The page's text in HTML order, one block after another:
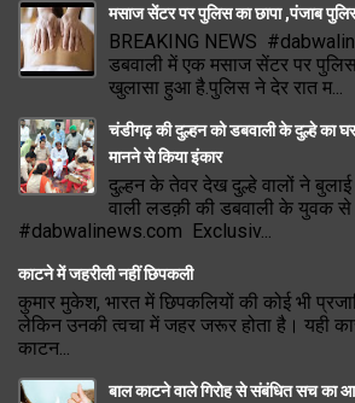
मसाज सेंटर पर पुलिस का छापा ,पंजाब
BREAKING NEWS
डबवाली में एक मसाज सेंटर पर
खुलासा हुआ है.पुलिस ने देर रात म...
चंडीगढ़ की दुल्हन को डबवाली के दुल्हे का
मानने से किया इंकार
दुल्हन के तेवर देख दुल्हे वालों ने
वाली लडक़ी की डबवाली के युवक से
#dabwalinews.com Exclusiv...
काटने में जहरीली नहीं छिपकली
कुमार मुकेश, भारत में छिपकलियों की कोई भी
लेकिन उनकी त्वचा में जहर जरूर होता है। यही
काटन...
बाल काटने वाले गिरोह से संबंधित सच का